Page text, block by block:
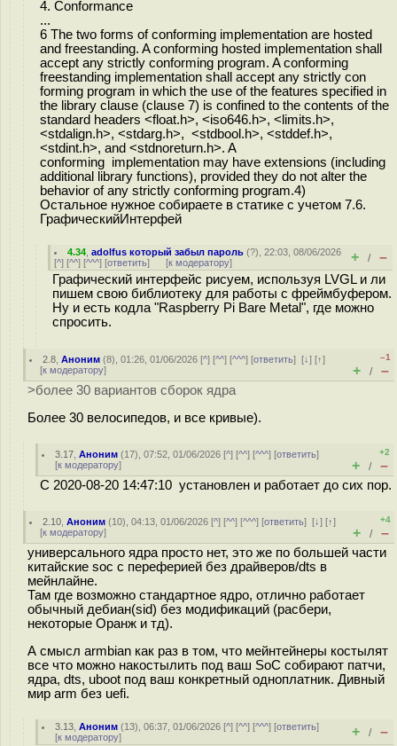
4. Conformance
...
6 The two forms of conforming implementation are hosted
and freestanding. A conforming hosted implementation shall
accept any strictly conforming program. A conforming
freestanding implementation shall accept any strictly con
forming program in which the use of the features specified in
the library clause (clause 7) is confined to the contents of the
standard headers <float.h>, <iso646.h>, <limits.h>,
<stdalign.h>, <stdarg.h>, <stdbool.h>, <stddef.h>,
<stdint.h>, and <stdnoreturn.h>. A
conforming implementation may have extensions (including
additional library functions), provided they do not alter the
behavior of any strictly conforming program.4)
Остальное нужное собираете в статике с учетом 7.6.
ГрафическийИнтерфей
4.34 ,adolfus который забыл пароль (?), 22:03, 08/06/2026
[^] [^^] [^^^] [ответить] [к модератору] + / –
Графический интерфейс рисуем, используя LVGL и ли
пишем свою библиотеку для работы с фреймбуфером.
Ну и есть кодла "Raspberry Pi Bare Metal", где можно
спросить.
2.8 ,Аноним (8), 01:26, 01/06/2026 [^] [^^] [^^^] [ответить][↓] [↑]
[к модератору]
–1
+ / –
>более 30 вариантов сборок ядра
Более 30 велосипедов, и все кривые).
3.17 ,Аноним (17), 07:52, 01/06/2026 [^] [^^] [^^^] [ответить]
[к модератору]
+2
+ / –
С 2020-08-20 14:47:10 установлен и работает до сих пор.
2.10 ,Аноним (10), 04:13, 01/06/2026 [^] [^^] [^^^] [ответить][↓] [↑]
[к модератору]
+4
+ / –
универсального ядра просто нет, это же по большей части
китайские soc с переферией без драйверов/dts в
мейнлайне.
Там где возможно стандартное ядро, отлично работает
обычный дебиан(sid) без модификаций (расбери,
некоторые Оранж и тд).
А смысл armbian как раз в том, что мейнтейнеры костылят
все что можно накостылить под ваш SoC собирают патчи,
ядра, dts, uboot под ваш конкретный одноплатник. Дивный
мир arm без uefi.
3.13 ,Аноним (13), 06:37, 01/06/2026 [^] [^^] [^^^] [ответить]
[к модератору] + / –